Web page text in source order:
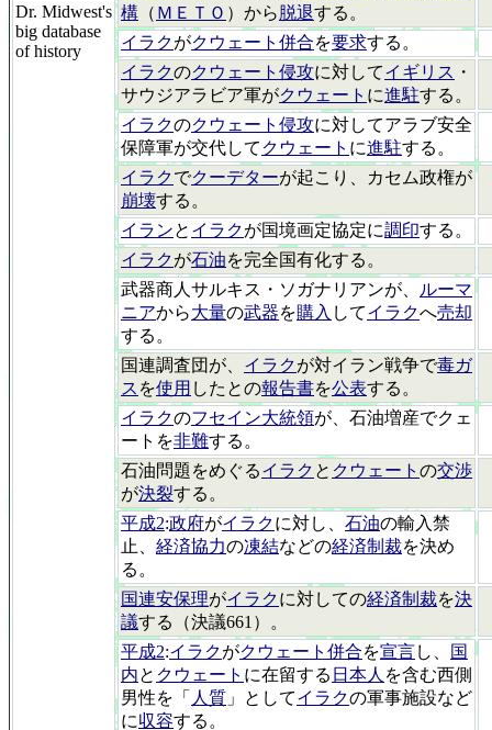
Dr. Midwest's
big database
of history
構 （ ＭＥＴＯ ）から脱退する。
イラクがクウェート併合を要求する。
イラクのクウェート侵攻に対してイギリス ・
サウジアラビア軍がクウェート に進駐する。
イラクのクウェート侵攻に対してアラブ安全
保障軍が交代して クウェート に進駐する。
イラクでクーデターが起こり、カセム政権が
崩壊する。
イランと イラクが国境画定協定に調印する。
イラクが石油を完全国有化する。
武器商人サルキス・ソガナリアンが、
ルーマ
ニアから大量の武器を購入 してイラクへ売却
する。
国連調査団が、 イラクが対イラン戦争で毒ガ
ス を使用 したとの報告書を公表する。
イラクのフセイン大統領が、石油増産でクェ
ートを非難する。
石油問題をめぐるイラク と クウェート の交渉
が決裂する。
平成2:政府がイラクに対し、 石油の輸入禁
止、 経済協力の凍結などの経済制裁を決め
る。
国連安保理がイラクに対しての経済制裁を決
議する（決議661）。
平成2:イラクがクウェート併合を宣言し、
国
内と クウェート に在留する 日本人 を含む西側
男性を「 人質 」としてイラクの軍事施設など
に収容する。